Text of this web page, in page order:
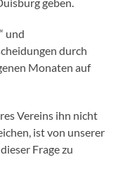
geben.
und
durch
Monaten auf
Vereins ihn nicht
ist von unserer
Frage zu